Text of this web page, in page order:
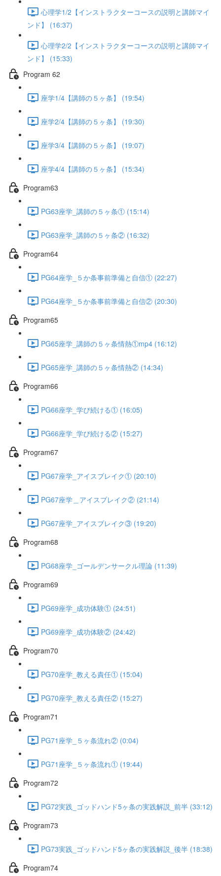
心理学1/2【インストラクターコースの説明と講師マイ
ンド】 (16:37)
心理学2/2【インストラクターコースの説明と講師マイ
ンド】 (15:33)
Program 62
座学1/4【講師の５ヶ条】 (19:54)
座学2/4【講師の５ヶ条】 (19:30)
座学3/4【講師の５ヶ条】 (19:07)
座学4/4【講師の５ヶ条】 (15:34)
Program63
PG63座学_講師の５ヶ条① (15:14)
PG63座学_講師の５ヶ条② (16:32)
Program64
PG64座学_５か条事前準備と自信① (22:27)
PG64座学_５か条事前準備と自信② (20:30)
Program65
PG65座学_講師の５ヶ条情熱①mp4 (16:12)
PG65座学_講師の５ヶ条情熱② (14:34)
Program66
PG66座学_学び続ける① (16:05)
PG66座学_学び続ける② (15:27)
Program67
PG67座学_アイスブレイク① (20:10)
PG67座学＿アイスブレイク② (21:14)
PG67座学_アイスブレイク③ (19:20)
Program68
PG68座学_ゴールデンサークル理論 (11:39)
Program69
PG69座学_成功体験① (24:51)
PG69座学_成功体験② (24:42)
Program70
PG70座学_教える責任① (15:04)
PG70座学_教える責任② (15:27)
Program71
PG71座学_５ヶ条流れ② (0:04)
PG71座学_５ヶ条流れ① (19:44)
Program72
PG72実践_ゴッドハンド5ヶ条の実践解説_前半 (33:12)
Program73
PG73実践_ゴッドハンド5ヶ条の実践解説_後半 (18:38)
Program74